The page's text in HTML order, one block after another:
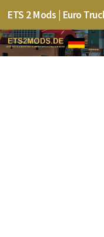
ETS 2 Mods | Euro